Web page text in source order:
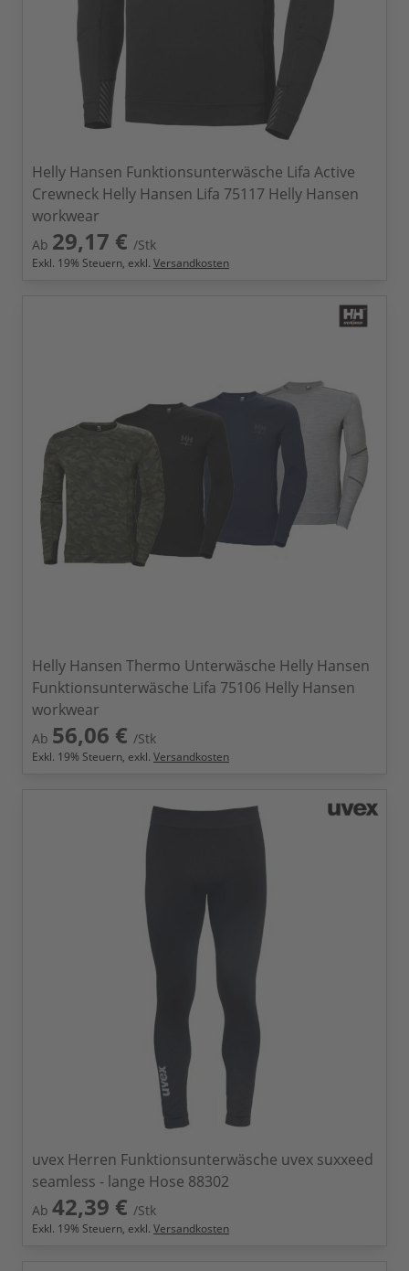
Helly Hansen Funktionsunterwäsche Lifa Active
Crewneck Helly Hansen Lifa 75117 Helly Hansen
workwear
Ab 29,17 € /Stk
Exkl. 19% Steuern, exkl. Versandkosten
Helly Hansen Thermo Unterwäsche Helly Hansen
Funktionsunterwäsche Lifa 75106 Helly Hansen
workwear
Ab 56,06 € /Stk
Exkl. 19% Steuern, exkl. Versandkosten
uvex Herren Funktionsunterwäsche uvex suxxeed
seamless - lange Hose 88302
Ab 42,39 € /Stk
Exkl. 19% Steuern, exkl. Versandkosten